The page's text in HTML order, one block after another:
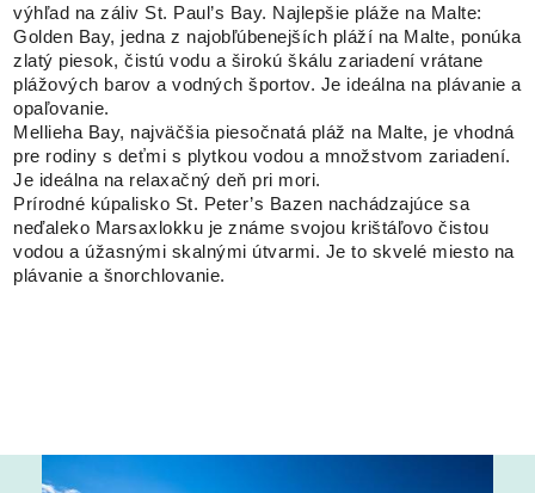
výhľad na záliv St. Paul’s Bay. Najlepšie pláže na Malte:
Golden Bay, jedna z najobľúbenejších pláží na Malte, ponúka
zlatý piesok, čistú vodu a širokú škálu zariadení vrátane
plážových barov a vodných športov. Je ideálna na plávanie a
opaľovanie.
Mellieha Bay, najväčšia piesočnatá pláž na Malte, je vhodná
pre rodiny s deťmi s plytkou vodou a množstvom zariadení.
Je ideálna na relaxačný deň pri mori.
Prírodné kúpalisko St. Peter’s Bazen nachádzajúce sa
neďaleko Marsaxlokku je známe svojou krištáľovo čistou
vodou a úžasnými skalnými útvarmi. Je to skvelé miesto na
plávanie a šnorchlovanie.